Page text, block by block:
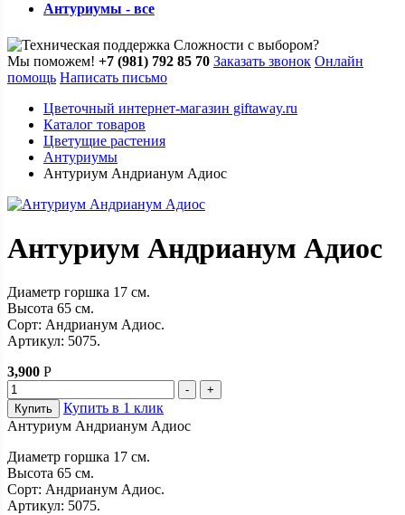
Антуриумы - все
Сложности с выбором?
Мы поможем! +7 (981) 792 85 70 Заказать звонок Онлайн
помощь Написать письмо
Цветочный интернет-магазин giftaway.ru
Каталог товаров
Цветущие растения
Антуриумы
Антуриум Андрианум Адиос
Антуриум Андрианум Адиос
Диаметр горшка 17 см.
Высота 65 см.
Сорт: Андрианум Адиос.
Артикул: 5075.
3,900 Р
Купить
Купить в 1 клик
Антуриум Андрианум Адиос
Диаметр горшка 17 см.
Высота 65 см.
Сорт: Андрианум Адиос.
Артикул: 5075.